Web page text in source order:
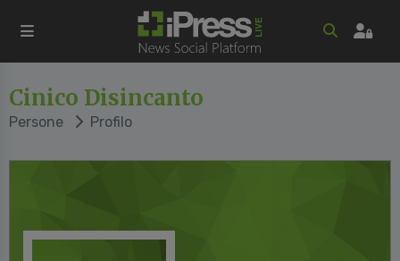
Cinico Disincanto
Persone Profilo